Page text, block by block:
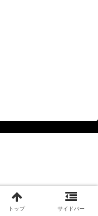
トップ サイドバー